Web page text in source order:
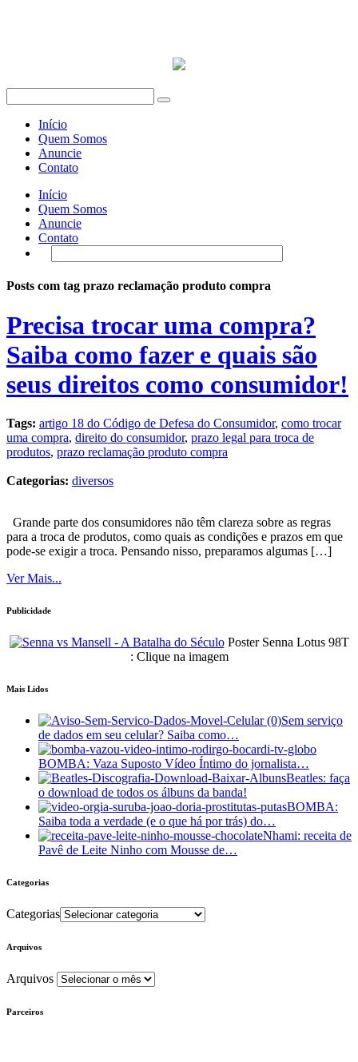
Início
Quem Somos
Anuncie
Contato
Início
Quem Somos
Anuncie
Contato
Posts com tag prazo reclamação produto compra
Precisa trocar uma compra?
Saiba como fazer e quais são
seus direitos como consumidor!
Tags: artigo 18 do Código de Defesa do Consumidor, como trocar
uma compra, direito do consumidor, prazo legal para troca de
produtos, prazo reclamação produto compra
Categorias: diversos
Grande parte dos consumidores não têm clareza sobre as regras
para a troca de produtos, como quais as condições e prazos em que
pode-se exigir a troca. Pensando nisso, preparamos algumas […]
Ver Mais...
Publicidade
Poster Senna Lotus 98T
: Clique na imagem
Mais Lidos
Sem serviço
de dados em seu celular? Saiba como…
BOMBA: Vaza Suposto Vídeo Íntimo do jornalista…
Beatles: faça
o download de todos os álbuns da banda!
BOMBA:
Saiba toda a verdade (e o que há por trás) do…
Nhami: receita de
Pavê de Leite Ninho com Mousse de…
Categorias
Categorias
Arquivos
Arquivos
Parceiros